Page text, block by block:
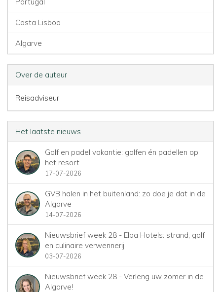
Costa Lisboa
Algarve
Over de auteur
Reisadviseur
Het laatste nieuws
Golf en padel vakantie: golfen én padellen op
het resort
17-07-2026
GVB halen in het buitenland: zo doe je dat in de
Algarve
14-07-2026
Nieuwsbrief week 28 - Elba Hotels: strand, golf
en culinaire verwennerij
03-07-2026
Nieuwsbrief week 28 - Verleng uw zomer in de
Algarve!